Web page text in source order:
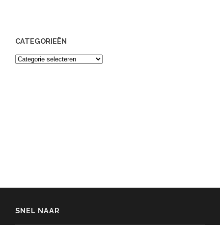
CATEGORIEËN
Categorieën
SNEL NAAR